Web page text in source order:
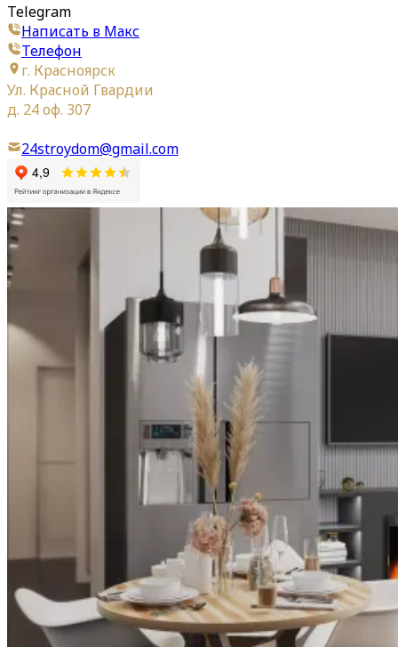
Telegram
Написать в Макс
Телефон
г. Красноярск
Ул. Красной Гвардии
д. 24 оф. 307
24stroydom@gmail.com